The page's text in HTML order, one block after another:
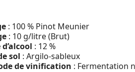
: 100 % Pinot Meunier
: 10 g/litre (Brut)
: 12 %
sol : Argilo-sableux
de vinification : Fermentation